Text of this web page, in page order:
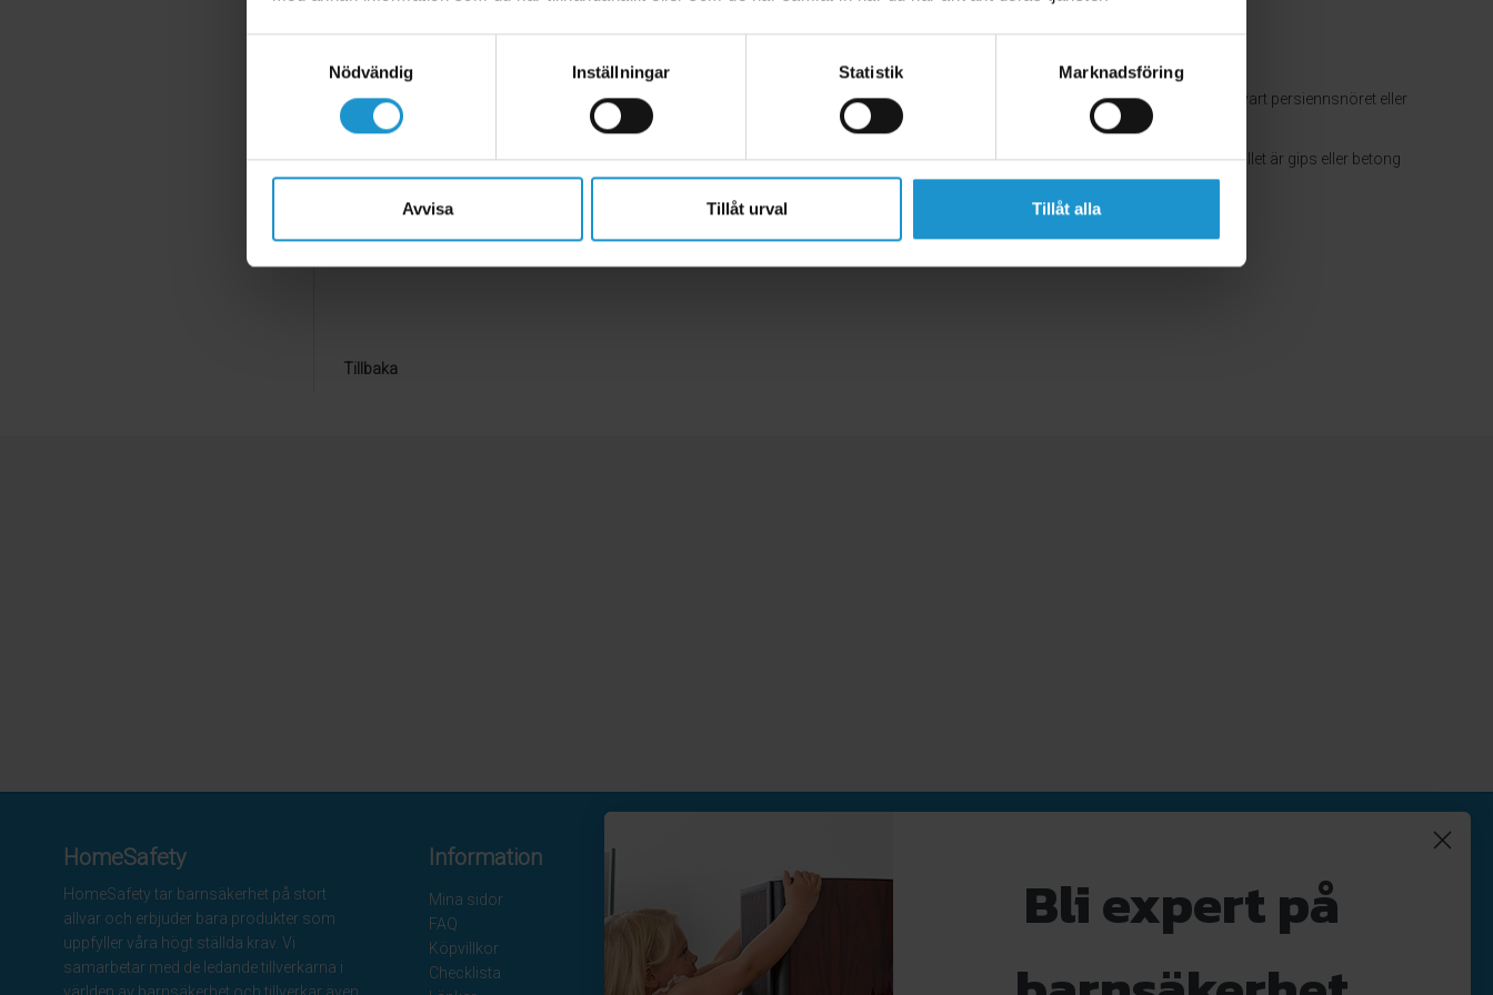
Nödvändig
Inställningar Statistik Marknadsföring
Avvisa Tillåt urval Tillåt alla
Montering;
- Fundera på vart du bästa monterar linsamlaren. Ibland kan det vara i fönsterkarmen/nischen och ibland på väggen, beroende på vart persiennsnöret eller
kulkedjan löper.
- Håll upp Linsamlaren där du bestämt att den ska sitta och skruva direkt fast den med medföljande skruv om det är trä. Om det istället är gips eller betong
markerar du med en syl och förborrar och pluggar.
- Skruva fast Linsamlaren och tryck fast täcklocken.
Tillbaka
HomeSafety
HomeSafety tar barnsäkerhet på stort
allvar och erbjuder bara produkter som
uppfyller våra högt ställda krav. Vi
samarbetar med de ledande tillverkarna i
Information
Mina sidor
FAQ
Köpvillkor
Checklista
Hamngatan 19
172 66 Sundbyberg
Registrera Avregistrera
OK
Bli expert på